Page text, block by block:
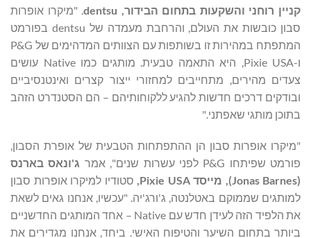
קניין רוחני והשקעות בתחום הבידור, dentsu. "מיקרו אופרות
סבון כובשות את העולם, והרחבת מעמדה של dentsu בפורמט
המתפתח במהירות זו בשותפות עם הצוותים המדהימים של P&G
ו-Pixie USA, היא התאמה טבעית. מותגים כמו Native עושים
צעדים מהירים, מתחייבים למחזורי ייצור קצרים ואינטנסיביים
ובודקים דרכים חדשות להגיע ללקוחותיהם – הם הסטנדרט הזהב
בתוכן מותגי שאפתני."
"מיקרו אופרות סבון הן ההתפתחות הטבעית של אופרת הסבון,
פורמט שפיתחו P&G לפני עשרות שנים", אמר
ג'ונאס בארנס
(
Jonas Barnes), מייסד Pixie USA,
סטודיו למיקרו אופרות סבון
למותגים שממוקם באטלנטה, ג'ורג'יה. "עכשיו, אנחנו גאים לשאת
את הלפיד הזה לעידן חדש עם Native – אחד המותגים החדשניים
ביותר בתחום השיער והטיפוח האישי. ביחד, אנחנו מגדירים את